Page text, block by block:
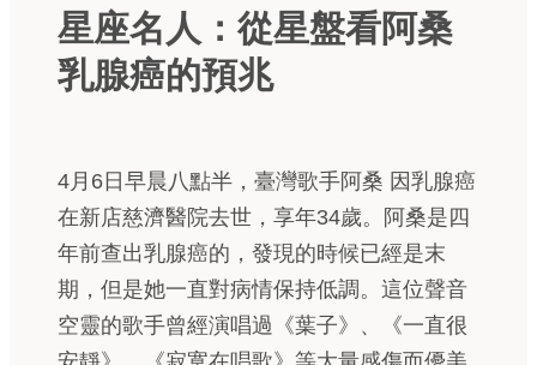
星座名人：從星盤看阿桑
乳腺癌的預兆
4月6日早晨八點半，臺灣歌手阿桑 因乳腺癌
在新店慈濟醫院去世，享年34歲。阿桑是四
年前查出乳腺癌的，發現的時候已經是末
期，但是她一直對病情保持低調。這位聲音
空靈的歌手曾經演唱過《葉子》、《一直很